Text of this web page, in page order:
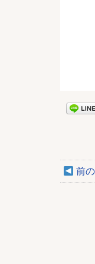
前